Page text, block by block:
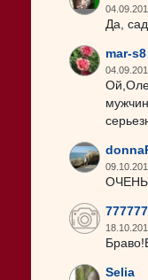
Да,
mar-s8
ОЧЕНЬ
Selia